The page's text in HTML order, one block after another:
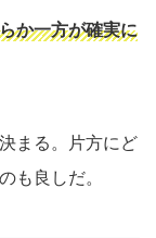
か一方が確実に
まる。片方にど
も良しだ。